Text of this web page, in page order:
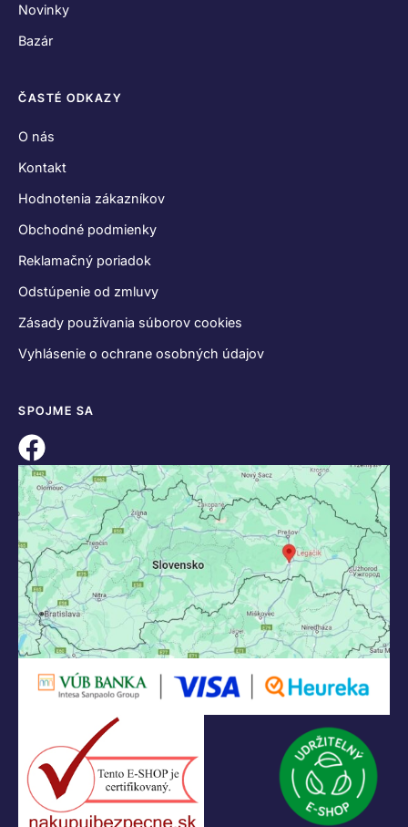
Novinky
Bazár
ČASTÉ ODKAZY
O nás
Kontakt
Hodnotenia zákazníkov
Obchodné podmienky
Reklamačný poriadok
Odstúpenie od zmluvy
Zásady používania súborov cookies
Vyhlásenie o ochrane osobných údajov
SPOJME SA